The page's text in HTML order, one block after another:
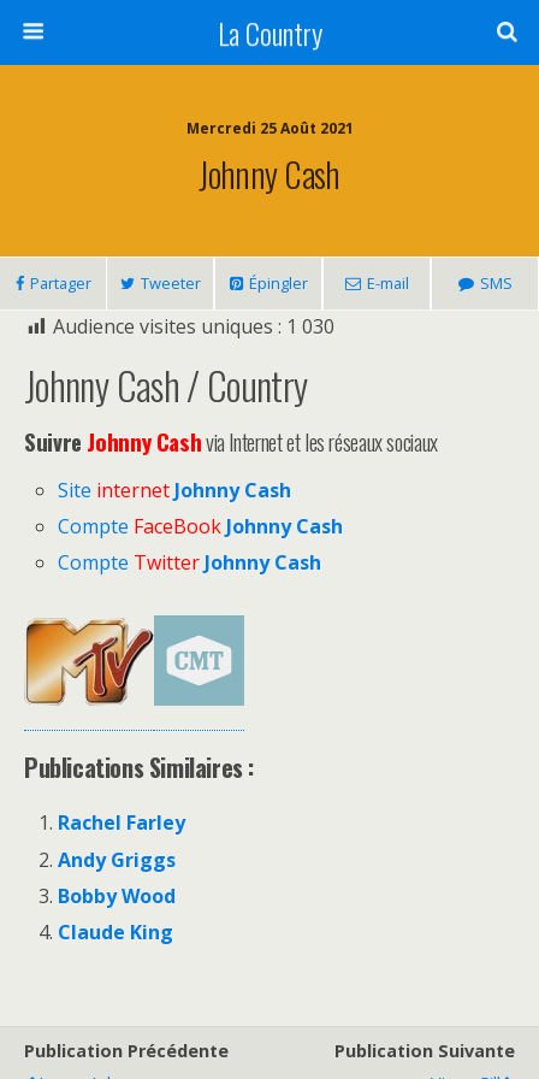
La Country
Mercredi 25 Août 2021
Johnny Cash
Partager Tweeter Épingler E-mail SMS
Audience visites uniques : 1 030
Johnny Cash / Country
Suivre Johnny Cashvia Internet et les réseaux sociaux
Site internet Johnny Cash
Compte FaceBook Johnny Cash
Compte Twitter Johnny Cash
Publications Similaires :
Rachel Farley
Andy Griggs
Bobby Wood
Claude King
Publication Précédente
Publication Suivante